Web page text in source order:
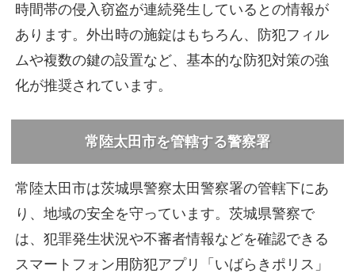
時間帯の侵入窃盗が連続発生しているとの情報が
あります。外出時の施錠はもちろん、防犯フィル
ムや複数の鍵の設置など、基本的な防犯対策の強
化が推奨されています。
常陸太田市を管轄する警察署
常陸太田市は茨城県警察太田警察署の管轄下にあ
り、地域の安全を守っています。茨城県警察で
は、犯罪発生状況や不審者情報などを確認できる
スマートフォン用防犯アプリ「いばらきポリス」